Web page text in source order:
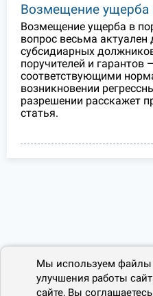
Возмещение ущерба
Возмещение ущерба в
вопрос весьма
субсидиарных
поручителей и гарантов
соответствующими
возникновении
разрешении расскажет
статья.
Мы используем файлы
улучшения работы
сайте, Вы